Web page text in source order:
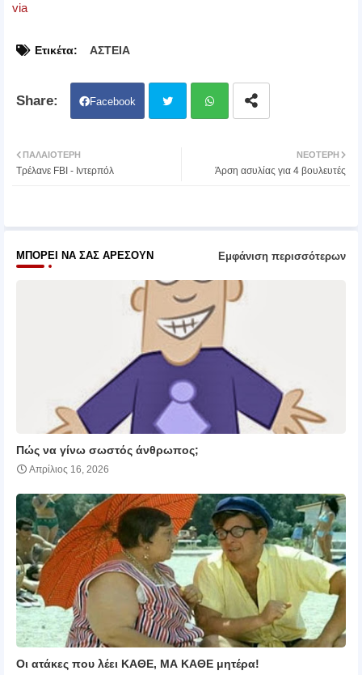
via
Ετικέτα: ΑΣΤΕΙΑ
Facebook
atsa
ΝΕΌΤΕΡΗ
Άρση ασυλίας για 4 βουλευτές
ΠΑΛΑΙΌΤΕΡΗ
Τρέλανε FBI - Ιντερπόλ
ΜΠΟΡΕΊ ΝΑ ΣΑΣ ΑΡΈΣΟΥΝ Εμφάνιση περισσότερων
Πώς να γίνω σωστός άνθρωπος;
Απρίλιος 16, 2026
Οι ατάκες που λέει ΚΑΘΕ, ΜΑ ΚΑΘΕ μητέρα!